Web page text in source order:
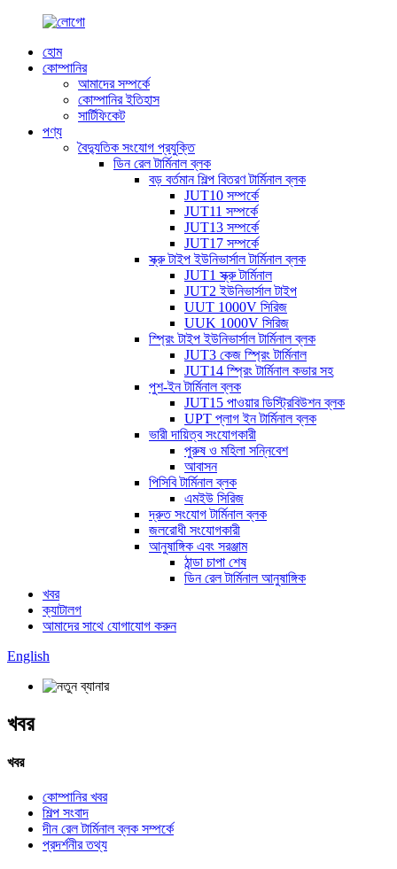
হোম
কোম্পানির
আমাদের সম্পর্কে
কোম্পানির ইতিহাস
সার্টিফিকেট
পণ্য
বৈদ্যুতিক সংযোগ প্রযুক্তি
ডিন রেল টার্মিনাল ব্লক
বড় বর্তমান শিল্প বিতরণ টার্মিনাল ব্লক
JUT10 সম্পর্কে
JUT11 সম্পর্কে
JUT13 সম্পর্কে
JUT17 সম্পর্কে
স্ক্রু টাইপ ইউনিভার্সাল টার্মিনাল ব্লক
JUT1 স্ক্রু টার্মিনাল
JUT2 ইউনিভার্সাল টাইপ
UUT 1000V সিরিজ
UUK 1000V সিরিজ
স্প্রিং টাইপ ইউনিভার্সাল টার্মিনাল ব্লক
JUT3 কেজ স্প্রিং টার্মিনাল
JUT14 স্প্রিং টার্মিনাল কভার সহ
পুশ-ইন টার্মিনাল ব্লক
JUT15 পাওয়ার ডিস্ট্রিবিউশন ব্লক
UPT প্লাগ ইন টার্মিনাল ব্লক
ভারী দায়িত্ব সংযোগকারী
পুরুষ ও মহিলা সন্নিবেশ
আবাসন
পিসিবি টার্মিনাল ব্লক
এমইউ সিরিজ
দ্রুত সংযোগ টার্মিনাল ব্লক
জলরোধী সংযোগকারী
আনুষাঙ্গিক এবং সরঞ্জাম
ঠান্ডা চাপা শেষ
ডিন রেল টার্মিনাল আনুষাঙ্গিক
খবর
ক্যাটালগ
আমাদের সাথে যোগাযোগ করুন
English
খবর
খবর
কোম্পানির খবর
শিল্প সংবাদ
দীন রেল টার্মিনাল ব্লক সম্পর্কে
প্রদর্শনীর তথ্য